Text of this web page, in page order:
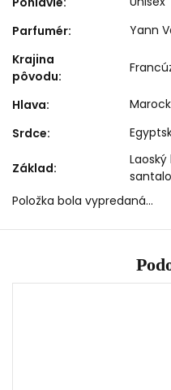
Parfumér:
Yann
Krajina
pôvodu:
Hlava:
Srdce:
Základ:
Položka bola vypredaná…